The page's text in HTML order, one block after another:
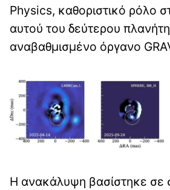
Physics, καθοριστικό ρόλο
αυτού του δεύτερου
αναβαθμισμένο όργανο
Η ανακάλυψη βασίστηκε σε